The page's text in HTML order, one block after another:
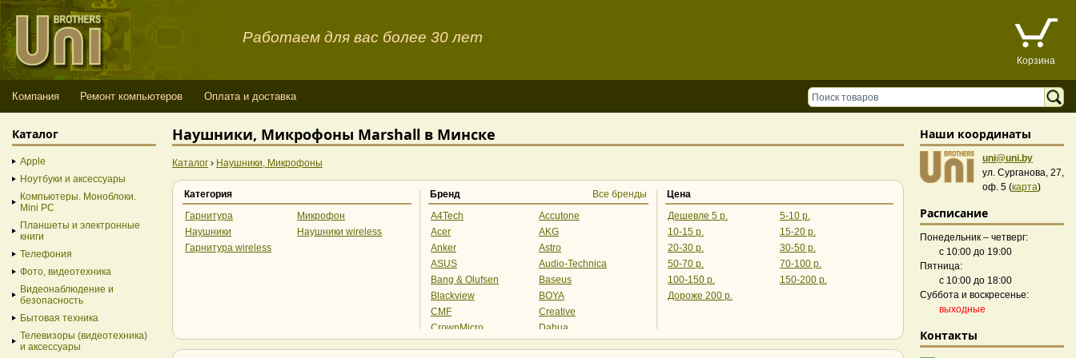
Работаем для вас более 30 лет
Корзина
Компания Ремонт компьютеров Оплата и доставка
Наушники, Микрофоны Marshall в Минске
Каталог › Наушники, Микрофоны
Категория
Гарнитура
Микрофон
Наушники
Наушники wireless
Гарнитура wireless
Бренд
Все бренды
A4Tech
Accutone
Acer
AKG
Anker
Astro
ASUS
Audio-Technica
Bang & Olufsen
Baseus
Blackview
BOYA
CMF
Creative
CrownMicro
Dahua
Цена
Дешевле 5 р.
5-10 р.
10-15 р.
15-20 р.
20-30 р.
30-50 р.
50-70 р.
70-100 р.
100-150 р.
150-200 р.
Дороже 200 р.
Каталог
Apple
Ноутбуки и аксессуары
Компьютеры. Моноблоки.
Mini PC
Планшеты и электронные
книги
Телефония
Фото, видеотехника
Видеонаблюдение и
безопасность
Бытовая техника
Телевизоры (видеотехника)
и аксессуары
Наши координаты
uni@uni.by
ул. Сурганова, 27,
оф. 5 (карта)
Расписание
Понедельник – четверг:
с 10:00 до 19:00
Пятница:
с 10:00 до 18:00
Суббота и воскресенье:
выходные
Контакты